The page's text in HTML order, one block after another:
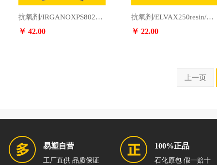
抗氧剂/IRGANOXPS802FL/BASF巴斯夫
￥ 42.00
抗氧剂/ELVAX250resin/杜邦
￥ 22.00
上一页
易塑自营
工厂直供 品质保证
100%正品
石化原包 假一赔十